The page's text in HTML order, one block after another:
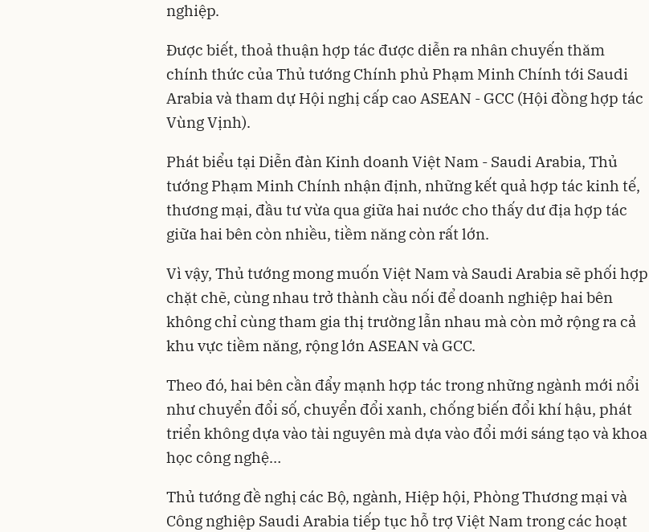
nghiệp.
Được biết, thoả thuận hợp tác được diễn ra nhân chuyến thăm
chính thức của Thủ tướng Chính phủ Phạm Minh Chính tới Saudi
Arabia và tham dự Hội nghị cấp cao ASEAN - GCC (Hội đồng hợp tác
Vùng Vịnh).
Phát biểu tại Diễn đàn Kinh doanh Việt Nam - Saudi Arabia, Thủ
tướng Phạm Minh Chính nhận định, những kết quả hợp tác kinh tế,
thương mại, đầu tư vừa qua giữa hai nước cho thấy dư địa hợp tác
giữa hai bên còn nhiều, tiềm năng còn rất lớn.
Vì vậy, Thủ tướng mong muốn Việt Nam và Saudi Arabia sẽ phối hợp
chặt chẽ, cùng nhau trở thành cầu nối để doanh nghiệp hai bên
không chỉ cùng tham gia thị trường lẫn nhau mà còn mở rộng ra cả
khu vực tiềm năng, rộng lớn ASEAN và GCC.
Theo đó, hai bên cần đẩy mạnh hợp tác trong những ngành mới nổi
như chuyển đổi số, chuyển đổi xanh, chống biến đổi khí hậu, phát
triển không dựa vào tài nguyên mà dựa vào đổi mới sáng tạo và khoa
học công nghệ…
Thủ tướng đề nghị các Bộ, ngành, Hiệp hội, Phòng Thương mại và
Công nghiệp Saudi Arabia tiếp tục hỗ trợ Việt Nam trong các hoạt